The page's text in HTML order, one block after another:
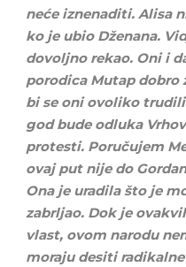
neće iznenaditi. Alisa
ko je ubio Dženana.
dovoljno rekao. Oni i
porodica Mutap dobro
bi se oni ovoliko
god bude odluka
protesti. Poručujem
ovaj put nije do
Ona je uradila što je
zabrljao. Dok je
vlast, ovom narodu
moraju desiti radikalne